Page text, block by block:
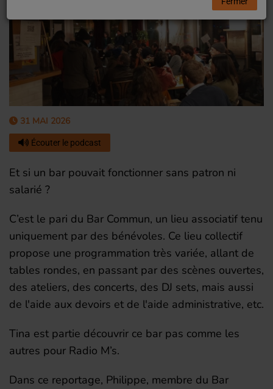
31 MAI 2026
Écouter le podcast
Et si un bar pouvait fonctionner sans patron ni
salarié ?
C’est le pari du Bar Commun, un lieu associatif tenu
uniquement par des bénévoles. Ce lieu collectif
propose une programmation très variée, allant de
tables rondes, en passant par des scènes ouvertes,
des ateliers, des concerts, des DJ sets, mais aussi
de l'aide aux devoirs et de l'aide administrative, etc.
Tina est partie découvrir ce bar pas comme les
autres pour Radio M’s.
Dans ce reportage, Philippe, membre du Bar